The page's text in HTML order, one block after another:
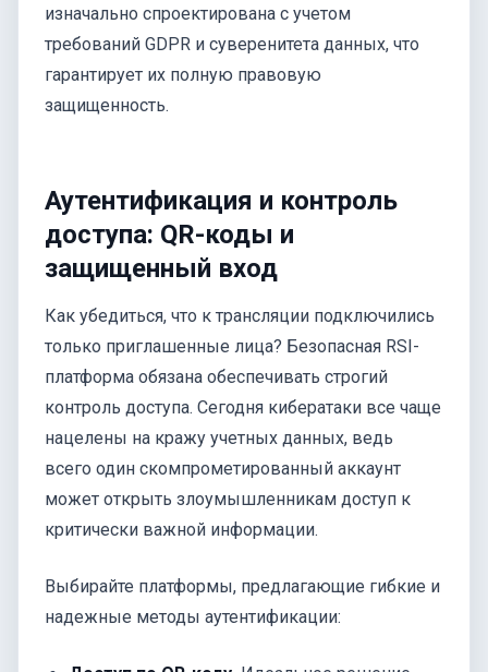
изначально спроектирована с учетом
требований GDPR и суверенитета данных, что
гарантирует их полную правовую
защищенность.
Аутентификация и контроль
доступа: QR-коды и
защищенный вход
Как убедиться, что к трансляции подключились
только приглашенные лица? Безопасная RSI-
платформа обязана обеспечивать строгий
контроль доступа. Сегодня кибератаки все чаще
нацелены на кражу учетных данных, ведь
всего один скомпрометированный аккаунт
может открыть злоумышленникам доступ к
критически важной информации.
Выбирайте платформы, предлагающие гибкие и
надежные методы аутентификации: